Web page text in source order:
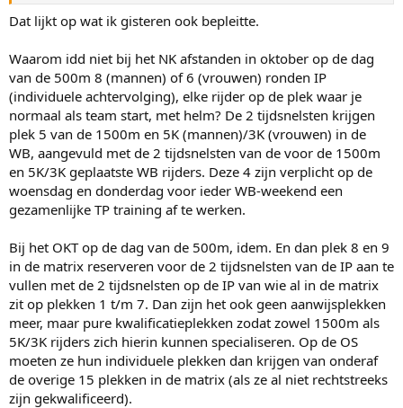
Dat lijkt op wat ik gisteren ook bepleitte.
Waarom idd niet bij het NK afstanden in oktober op de dag
van de 500m 8 (mannen) of 6 (vrouwen) ronden IP
(individuele achtervolging), elke rijder op de plek waar je
normaal als team start, met helm? De 2 tijdsnelsten krijgen
plek 5 van de 1500m en 5K (mannen)/3K (vrouwen) in de
WB, aangevuld met de 2 tijdsnelsten van de voor de 1500m
en 5K/3K geplaatste WB rijders. Deze 4 zijn verplicht op de
woensdag en donderdag voor ieder WB-weekend een
gezamenlijke TP training af te werken.
Bij het OKT op de dag van de 500m, idem. En dan plek 8 en 9
in de matrix reserveren voor de 2 tijdsnelsten van de IP aan te
vullen met de 2 tijdsnelsten op de IP van wie al in de matrix
zit op plekken 1 t/m 7. Dan zijn het ook geen aanwijsplekken
meer, maar pure kwalificatieplekken zodat zowel 1500m als
5K/3K rijders zich hierin kunnen specialiseren. Op de OS
moeten ze hun individuele plekken dan krijgen van onderaf
de overige 15 plekken in de matrix (als ze al niet rechtstreeks
zijn gekwalificeerd).